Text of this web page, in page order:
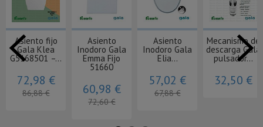
Asiento fijo
Gala Klea
G5168501 –...
72,98 €
86,88 €
Asiento
Inodoro Gala
Emma Fijo
51660
60,98 €
72,60 €
Asiento
Inodoro Gala
Elia...
57,02 €
67,88 €
Mecanismo de
descarga Gala
pulsador...
32,50 €